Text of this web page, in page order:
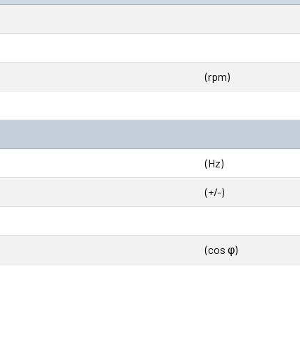
(rpm)
(Hz)
(+/-)
(cos φ)